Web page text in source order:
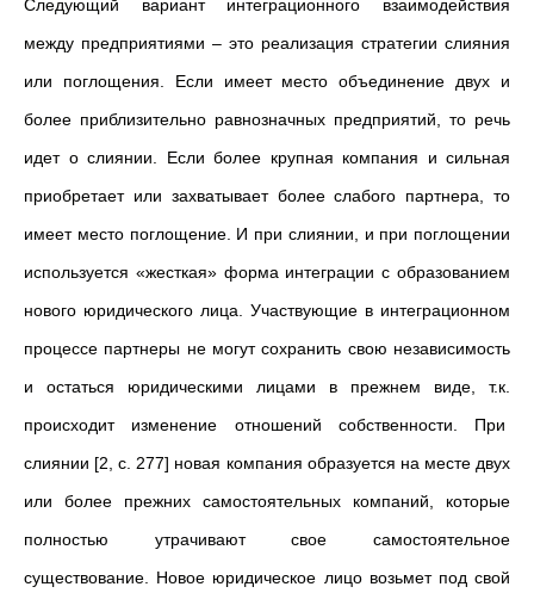
Следующий вариант интеграционного взаимодействия
между предприятиями – это реализация стратегии слияния
или поглощения. Если имеет место объединение двух и
более приблизительно равнозначных предприятий, то речь
идет о слиянии. Если более крупная компания и сильная
приобретает или захватывает более слабого партнера, то
имеет место поглощение. И при слиянии, и при поглощении
используется «жесткая» форма интеграции с образованием
нового юридического лица. Участвующие в интеграционном
процессе партнеры не могут сохранить свою независимость
и остаться юридическими лицами в прежнем виде, т.к.
происходит изменение отношений собственности. При
слиянии [2, с. 277] новая компания образуется на месте двух
или более прежних самостоятельных компаний, которые
полностью утрачивают свое самостоятельное
существование. Новое юридическое лицо возьмет под свой